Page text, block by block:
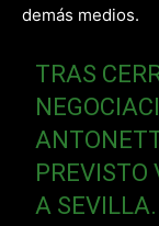
demás medios.
TRAS
A SEVILLA.